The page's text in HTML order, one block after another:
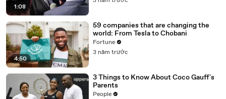
1:08
4:50
59 companies that are changing the
world: From Tesla to Chobani
Fortune
3 năm trước
3 Things to Know About Coco Gauff's
Parents
People